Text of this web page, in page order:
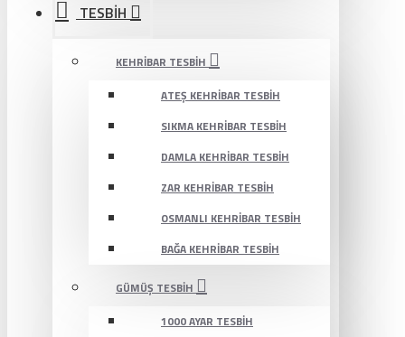
TESBİH
KEHRIBAR TESBIH
ATEŞ KEHRIBAR TESBIH
SIKMA KEHRIBAR TESBIH
DAMLA KEHRIBAR TESBIH
ZAR KEHRIBAR TESBIH
OSMANLI KEHRIBAR TESBIH
BAĞA KEHRIBAR TESBIH
GÜMÜŞ TESBIH
1000 AYAR TESBIH